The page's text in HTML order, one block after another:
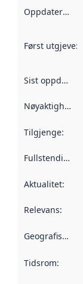
Oppdateringsfrekvens
Først utgjeve:
Sist oppdatert
Nøyaktigheit
Tilgjenge:
Fullstendigheit
Aktualitet:
Relevans:
Geografisk område
Tidsrom: